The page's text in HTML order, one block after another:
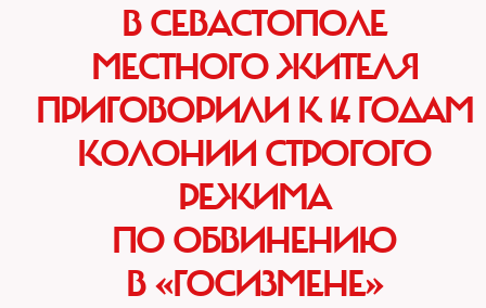
В СЕВАСТОПОЛЕ
МЕСТНОГО ЖИТЕЛЯ
ПРИГОВОРИЛИ К 14 ГОДАМ
КОЛОНИИ СТРОГОГО
РЕЖИМА
ПО ОБВИНЕНИЮ
В «ГОСИЗМЕНЕ»